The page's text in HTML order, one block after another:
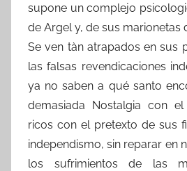
supone un complejo
de Argel y, de sus marionetas
Se ven tàn atrapados en sus
las falsas revendicaciones
ya no saben a qué santo
demasiada Nostalgia con
ricos con el pretexto de sus
independismo, sin reparar en
los sufrimientos de las